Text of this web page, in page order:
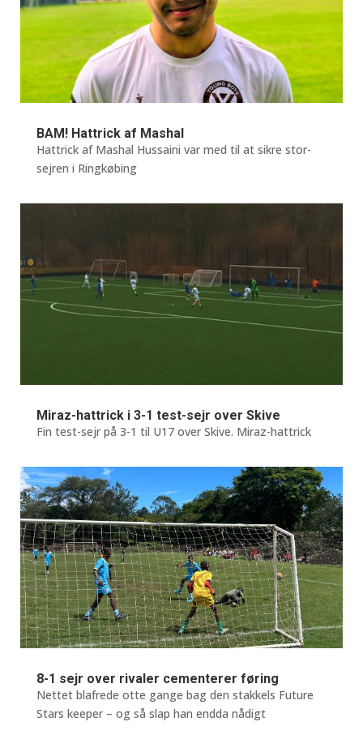
BAM! Hattrick af Mashal
Hattrick af Mashal Hussaini var med til at sikre stor-
sejren i Ringkøbing
Miraz-hattrick i 3-1 test-sejr over Skive
Fin test-sejr på 3-1 til U17 over Skive. Miraz-hattrick
8-1 sejr over rivaler cementerer føring
Nettet blafrede otte gange bag den stakkels Future
Stars keeper – og så slap han endda nådigt